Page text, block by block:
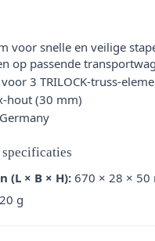
voor snelle en veilige
op passende
3 TRILOCK-truss-
hout (30 mm)
(L × B × H):670 × 28 × 50
g